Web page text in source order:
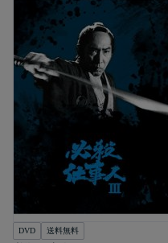
DVD 送料無料